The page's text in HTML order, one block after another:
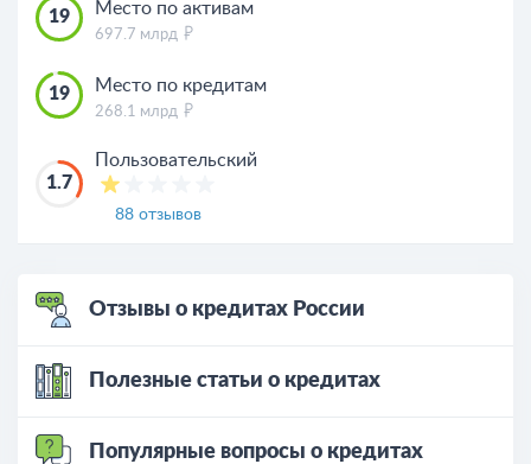
19 Место по активам
697.7 млрд
19 Место по кредитам
268.1 млрд
1.7
Пользовательский
88 отзывов
Отзывы о кредитах России
Полезные статьи о кредитах
Популярные вопросы о кредитах